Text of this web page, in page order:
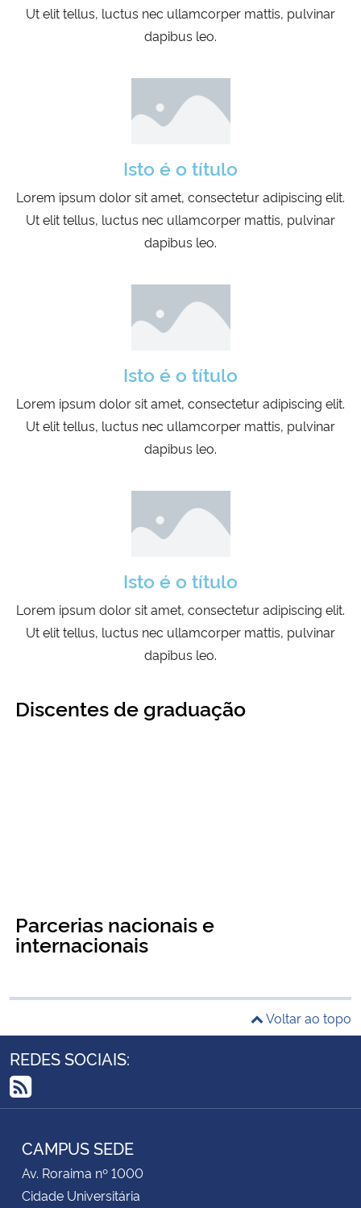
Ut elit tellus, luctus nec ullamcorper mattis, pulvinar
dapibus leo.
Isto é o título
Lorem ipsum dolor sit amet, consectetur adipiscing elit.
Ut elit tellus, luctus nec ullamcorper mattis, pulvinar
dapibus leo.
Isto é o título
Lorem ipsum dolor sit amet, consectetur adipiscing elit.
Ut elit tellus, luctus nec ullamcorper mattis, pulvinar
dapibus leo.
Isto é o título
Lorem ipsum dolor sit amet, consectetur adipiscing elit.
Ut elit tellus, luctus nec ullamcorper mattis, pulvinar
dapibus leo.
Discentes de graduação
Parcerias nacionais e
internacionais
Voltar ao topo
REDES SOCIAIS:
RSS
CAMPUS SEDE
Av. Roraima nº 1000
Cidade Universitária